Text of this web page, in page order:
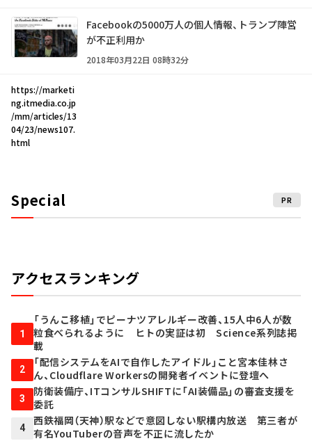
Facebookの5000万人の個人情報、トランプ陣営
が不正利用か
2018年03月22日 08時32分
https://marketi
ng.itmedia.co.jp
/mm/articles/13
04/23/news107.
html
Special PR
アクセスランキング
1
「うんこ移植」でピーナツアレルギー改善、15人中6人が数
粒食べられるように ヒトの実証は初 Science系列誌掲
載
2
「配信システムをAIで自作したアイドル」こと宮本佳林さ
ん、Cloudflare Workersの開発者イベントに登壇へ
3
防衛装備庁、ITコンサルSHIFTに「AI装備品」の審査支援を
委託
4
西鉄福岡（天神）駅などで意図しない駅構内放送 第三者が
有名YouTuberの音声を不正に流したか